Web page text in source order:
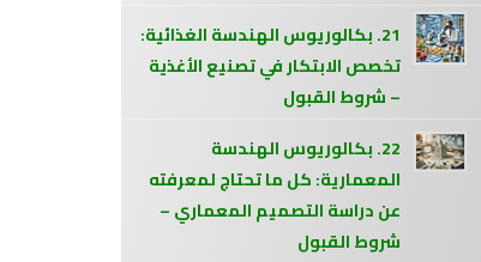
21. بكالوريوس الهندسة الغذائية:
تخصص الابتكار في تصنيع الأغذية
– شروط القبول
22. بكالوريوس الهندسة
المعمارية: كل ما تحتاج لمعرفته
عن دراسة التصميم المعماري –
شروط القبول